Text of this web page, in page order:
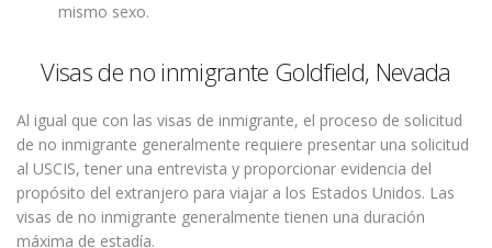
mismo sexo.
Visas de no inmigrante Goldfield, Nevada
Al igual que con las visas de inmigrante, el proceso de solicitud
de no inmigrante generalmente requiere presentar una solicitud
al USCIS, tener una entrevista y proporcionar evidencia del
propósito del extranjero para viajar a los Estados Unidos. Las
visas de no inmigrante generalmente tienen una duración
máxima de estadía.